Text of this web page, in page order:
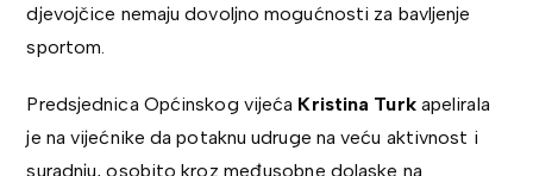
djevojčice nemaju dovoljno mogućnosti za bavljenje
sportom.
Predsjednica Općinskog vijeća Kristina Turkapelirala
je na vijećnike da potaknu udruge na veću aktivnost i
suradnju, osobito kroz međusobne dolaske na